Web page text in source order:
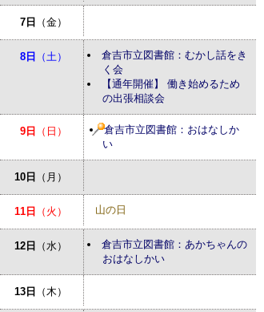
7日 （金）
8日 （土）
倉吉市立図書館：むかし話をき
く会
【通年開催】 働き始めるため
の出張相談会
9日 （日）
倉吉市立図書館：おはなしか
い
10日 （月）
11日 （火） 山の日
12日 （水）
倉吉市立図書館：あかちゃんの
おはなしかい
13日 （木）